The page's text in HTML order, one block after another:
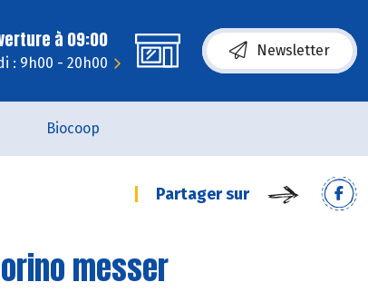
à 09:00
: 9h00 - 20h00
Newsletter
Biocoop
Partager sur
messer